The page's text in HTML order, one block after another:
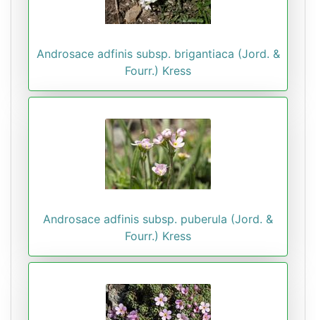
Androsace adfinis subsp. brigantiaca (Jord. &
Fourr.) Kress
Androsace adfinis subsp. puberula (Jord. &
Fourr.) Kress